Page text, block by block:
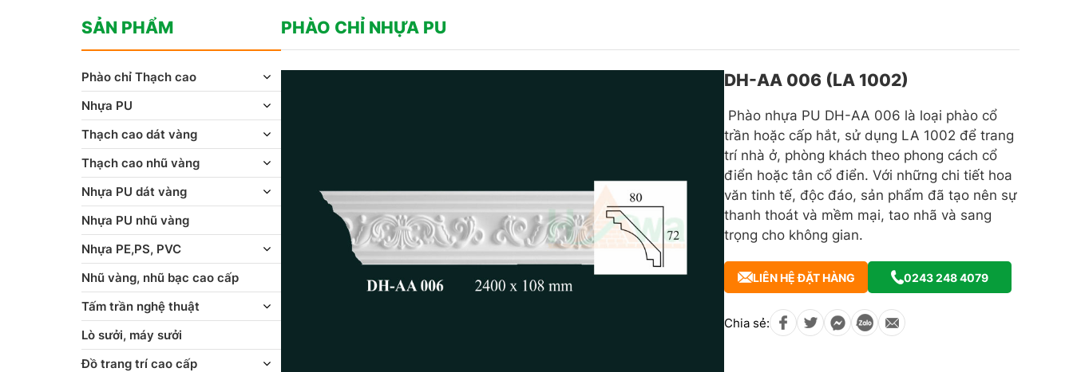
PHÀO CHỈ NHỰA PU
DH-AA 006 (LA 1002)
Phào nhựa PU DH-AA 006 là loại phào cổ
trần hoặc cấp hắt, sử dụng LA 1002 để trang
trí nhà ở, phòng khách theo phong cách cổ
điển hoặc tân cổ điển. Với những chi tiết hoa
văn tinh tế, độc đáo, sản phẩm đã tạo nên sự
thanh thoát và mềm mại, tao nhã và sang
trọng cho không gian.
LIÊN HỆ ĐẶT HÀNG 0243 248 4079
Chia sẻ:
SẢN PHẨM
Phào chỉ Thạch cao
Nhựa PU
Thạch cao dát vàng
Thạch cao nhũ vàng
Nhựa PU dát vàng
Nhựa PU nhũ vàng
Nhựa PE,PS, PVC
Nhũ vàng, nhũ bạc cao cấp
Tấm trần nghệ thuật
Lò sưởi, máy sưởi
Đồ trang trí cao cấp